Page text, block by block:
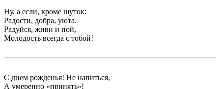
Ну, а если, кроме шуток:
Радости, добра, уюта.
Радуйся, живи и пой,
Молодость всегда с тобой!
С днем рожденья! Не напиться,
А умеренно «принять»!